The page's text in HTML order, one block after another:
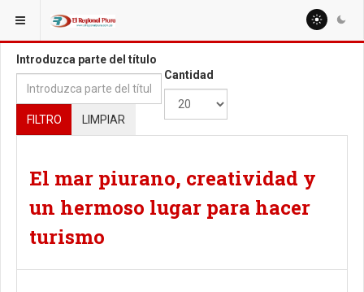
ESTÁ AQUÍ: TAGS
Introduzca parte del título
FILTRO LIMPIAR
Cantidad
El mar piurano, creatividad y
un hermoso lugar para hacer
turismo